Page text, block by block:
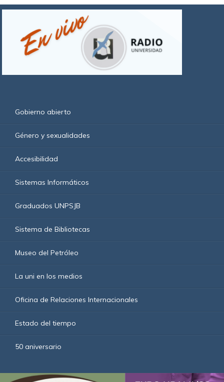
Gobierno abierto
Género y sexualidades
Accesibilidad
Sistemas Informáticos
Graduados UNPSJB
Sistema de Bibliotecas
Museo del Petróleo
La uni en los medios
Oficina de Relaciones Internacionales
Estado del tiempo
50 aniversario